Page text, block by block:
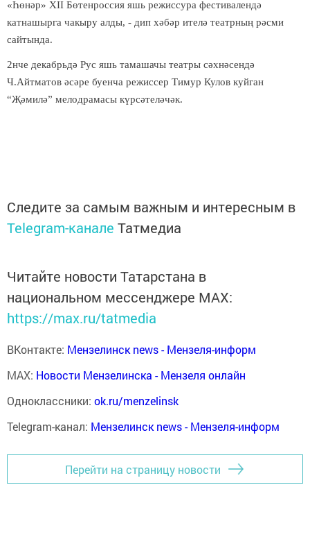
«Һөнәр» XII Бөтенроссия яшь режиссура фестивалендә
катнашырга чакыру алды, - дип хәбәр ителә театрның рәсми
сайтында.
2нче декабрьдә Рус яшь тамашачы театры сәхнәсендә
Ч.Айтматов әсәре буенча режиссер Тимур Кулов куйган
“Җәмилә” мелодрамасы күрсәтеләчәк.
Следите за самым важным и интересным в
Telegram-канале Татмедиа
Читайте новости Татарстана в
национальном мессенджере MАХ:
https://max.ru/tatmedia
ВКонтакте: Мензелинск news - Мензеля-информ
MAX: Новости Мензелинска - Мензеля онлайн
Одноклассники: ok.ru/menzelinsk
Telegram-канал: Мензелинск news - Мензеля-информ
Перейти на страницу новости